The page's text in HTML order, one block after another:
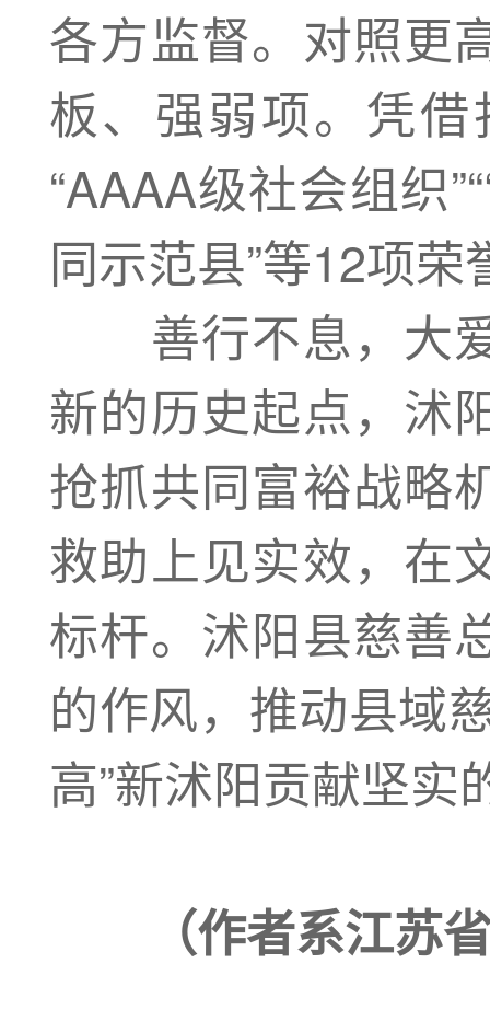
各方监督。对照更
板、强弱项。凭
“AAAA级社会组织
同示范县”等12项
善行不息，大爱
新的历史起点，沭
抢抓共同富裕战略
救助上见实效，在
标杆。沭阳县慈善
的作风，推动县域
高”新沭阳贡献坚实
（作者系江苏省